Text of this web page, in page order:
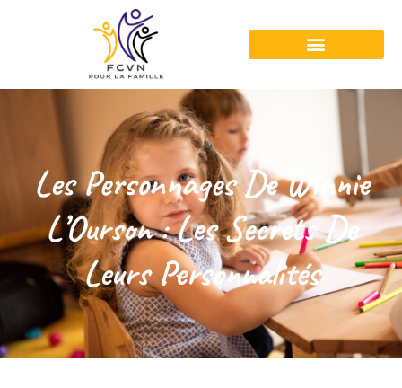
Les Personnages De Winnie
L’Ourson : Les Secrets De
Leurs Personnalités